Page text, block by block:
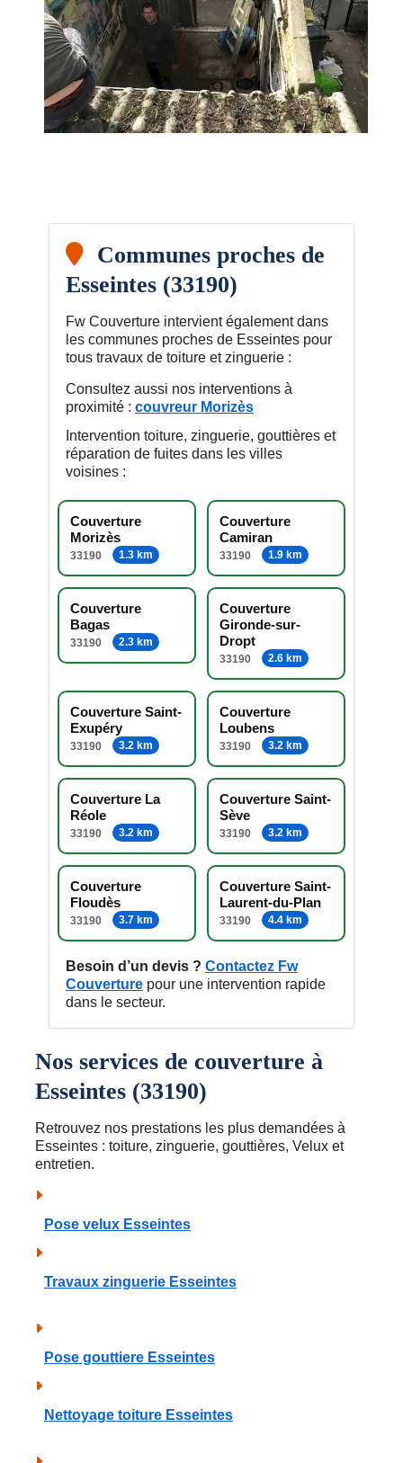
Communes proches de
Esseintes (33190)
Fw Couverture intervient également dans
les communes proches de Esseintes pour
tous travaux de toiture et zinguerie :
Consultez aussi nos interventions à
proximité : couvreur Morizès
Intervention toiture, zinguerie, gouttières et
réparation de fuites dans les villes
voisines :
Couverture
Morizès
33190 1.3 km
Couverture
Camiran
33190 1.9 km
Couverture
Bagas
33190 2.3 km
Couverture
Gironde-sur-
Dropt
33190 2.6 km
Couverture Saint-
Exupéry
33190 3.2 km
Couverture
Loubens
33190 3.2 km
Couverture La
Réole
33190 3.2 km
Couverture Saint-
Sève
33190 3.2 km
Couverture
Floudès
33190 3.7 km
Couverture Saint-
Laurent-du-Plan
33190 4.4 km
Besoin d’un devis ? Contactez Fw
Couverture pour une intervention rapide
dans le secteur.
Nos services de couverture à
Esseintes (33190)
Retrouvez nos prestations les plus demandées à
Esseintes : toiture, zinguerie, gouttières, Velux et
entretien.
Pose velux Esseintes
Travaux zinguerie Esseintes
Pose gouttiere Esseintes
Nettoyage toiture Esseintes